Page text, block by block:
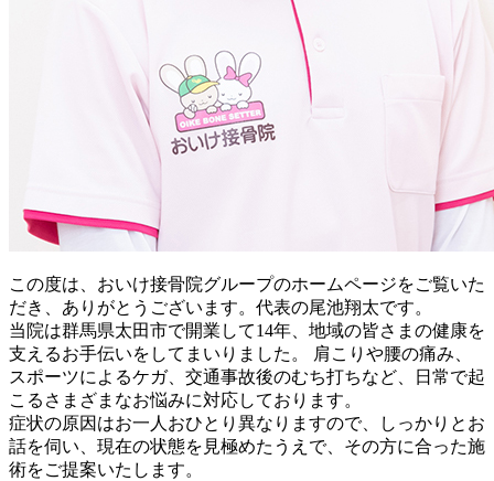
この度は、おいけ接骨院グループのホームページをご覧いた
だき、ありがとうございます。代表の尾池翔太です。
当院は群馬県太田市で開業して14年、地域の皆さまの健康を
支えるお手伝いをしてまいりました。 肩こりや腰の痛み、
スポーツによるケガ、交通事故後のむち打ちなど、日常で起
こるさまざまなお悩みに対応しております。
症状の原因はお一人おひとり異なりますので、しっかりとお
話を伺い、現在の状態を見極めたうえで、その方に合った施
術をご提案いたします。